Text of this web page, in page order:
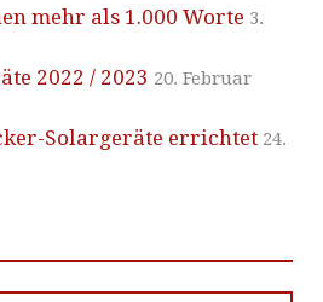
mehr als 1.000 Worte 3.
2022 / 2023 20. Februar
Solargeräte errichtet 24.